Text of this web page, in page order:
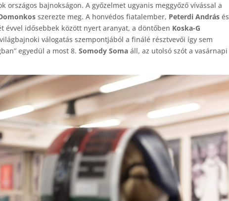
országos bajnokságon. A győzelmet ugyanis meggyőző vívással a
szerezte meg. A honvédos fiatalember, Peterdi András és
évvel idősebbek között nyert aranyat, a döntőben Koska-G
válogatás szempontjából a finálé résztvevői így sem
egyedül a most 8.Somody Soma áll, az utolsó szót a vasárnapi